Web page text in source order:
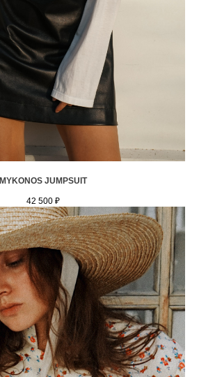
MYKONOS JUMPSUIT
42 500 ₽